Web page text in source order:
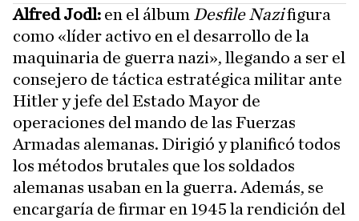
Alfred Jodl: en el álbum Desfile Nazifigura
como «líder activo en el desarrollo de la
maquinaria de guerra nazi», llegando a ser el
consejero de táctica estratégica militar ante
Hitler y jefe del Estado Mayor de
operaciones del mando de las Fuerzas
Armadas alemanas. Dirigió y planificó todos
los métodos brutales que los soldados
alemanas usaban en la guerra. Además, se
encargaría de firmar en 1945 la rendición del